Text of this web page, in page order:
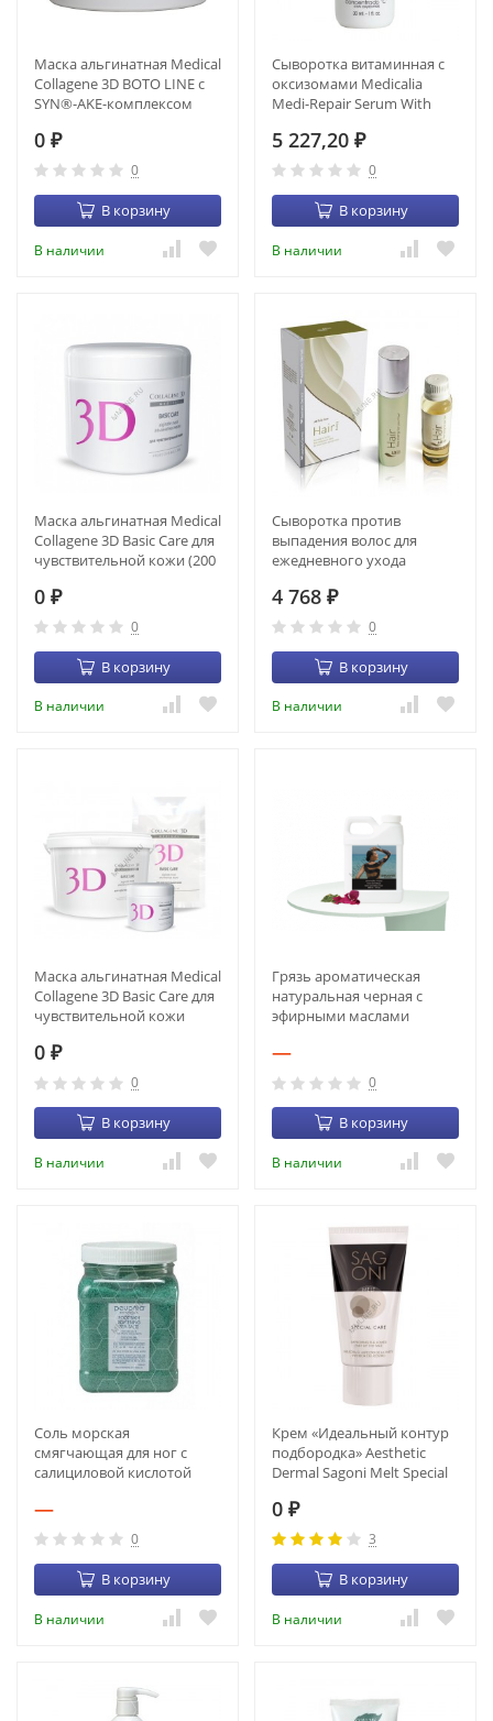
Маска альгинатная Medical
Collagene 3D BOTO LINE с
SYN®-AKE-комплексом
0 ₽
0
В корзину
В наличии
Сыворотка витаминная с
оксизомами Medicalia
Medi-Repair Serum With
5 227,20 ₽
0
В корзину
В наличии
Маска альгинатная Medical
Collagene 3D Basic Care для
чувствительной кожи (200
0 ₽
0
В корзину
В наличии
Сыворотка против
выпадения волос для
ежедневного ухода
Hair (флакон с
диспенсером + запасной
флакон) (50 + 50 мл)
4 768 ₽
0
В корзину
В наличии
Маска альгинатная Medical
Collagene 3D Basic Care для
чувствительной кожи
0 ₽
0
В корзину
В наличии
Грязь ароматическая
натуральная черная с
эфирными маслами
(5кг) (1850-22)
—
0
В корзину
В наличии
Соль морская
смягчающая для ног с
салициловой кислотой
(6103-22)
—
0
В корзину
В наличии
Крем «Идеальный контур
подбородка» Aesthetic
Dermal Sagoni Melt Special
0 ₽
3
В корзину
В наличии